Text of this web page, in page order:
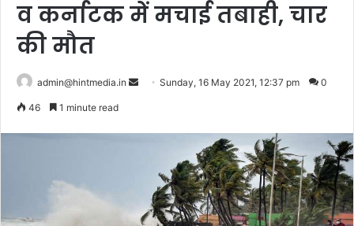
व कर्नाटक में मचाई तबाही, चार
की मौत
admin@hintmedia.in
SendSunday, 16 May 2021, 12:37 pm 0
46 1 minute read